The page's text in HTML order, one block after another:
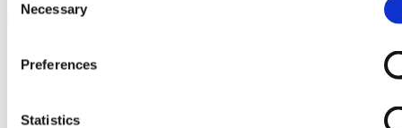
Selection
Necessary
Preferences
Statistics
Ga naar het einde van de afbeeldingen-gallerij